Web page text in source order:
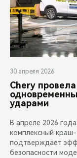
30 апреля 2026
Chery
ударами
В апреле 2026
комплексный
подтверждает
безопасности